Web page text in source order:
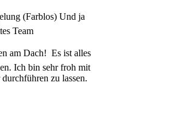
(Farblos) Und ja
Team
am Dach! Es ist alles
Ich bin sehr froh mit
zu lassen.